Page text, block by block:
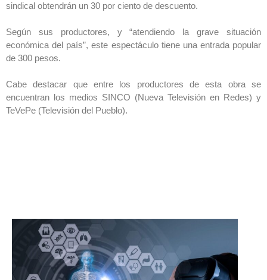
sindical obtendrán un 30 por ciento de descuento.
Según sus productores, y “atendiendo la grave situación
económica del país”, este espectáculo tiene una entrada popular
de 300 pesos.
Cabe destacar que entre los productores de esta obra se
encuentran los medios SINCO (Nueva Televisión en Redes) y
TeVePe (Televisión del Pueblo).